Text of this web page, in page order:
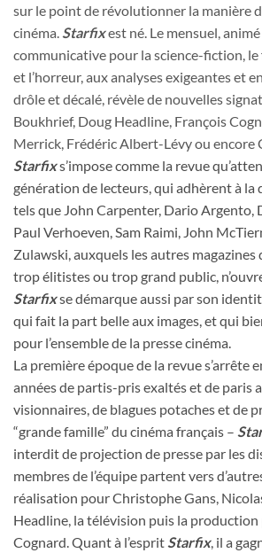
sur le point de révolutionner la manière
cinéma.Starfixest né. Le mensuel, animé
communicative pour la science-fiction, le
et l’horreur, aux analyses exigeantes et
drôle et décalé, révèle de nouvelles
Boukhrief, Doug Headline, François
Merrick, Frédéric Albert-Lévy ou encore
Starfixs’impose comme la revue
génération de lecteurs, qui adhèrent à la
tels que John Carpenter, Dario Argento,
Paul Verhoeven, Sam Raimi, John
Zulawski, auxquels les autres magazines
trop élitistes ou trop grand public,
Starfixse démarque aussi par son
qui fait la part belle aux images, et qui
pour l’ensemble de la presse cinéma.
La première époque de la revue s’arrête
années de partis-pris exaltés et de paris
visionnaires, de blagues potaches et de
“grande famille” du cinéma français –
interdit de projection de presse par les
membres de l’équipe partent vers
réalisation pour Christophe Gans,
Headline, la télévision puis la
Cognard. Quant à l’espritStarfix, il a